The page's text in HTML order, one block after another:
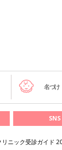
名づけ
SNS
ニック受診ガイ